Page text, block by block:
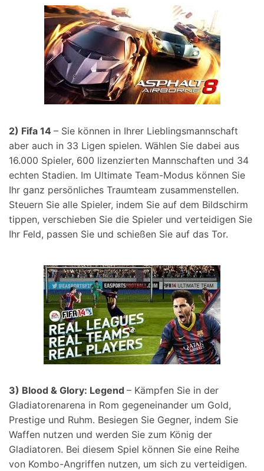
2) Fifa 14 – Sie können in Ihrer Lieblingsmannschaft
aber auch in 33 Ligen spielen. Wählen Sie dabei aus
16.000 Spieler, 600 lizenzierten Mannschaften und 34
echten Stadien. Im Ultimate Team-Modus können Sie
Ihr ganz persönliches Traumteam zusammenstellen.
Steuern Sie alle Spieler, indem Sie auf dem Bildschirm
tippen, verschieben Sie die Spieler und verteidigen Sie
Ihr Feld, passen Sie und schießen Sie auf das Tor.
3) Blood & Glory: Legend – Kämpfen Sie in der
Gladiatorenarena in Rom gegeneinander um Gold,
Prestige und Ruhm. Besiegen Sie Gegner, indem Sie
Waffen nutzen und werden Sie zum König der
Gladiatoren. Bei diesem Spiel können Sie eine Reihe
von Kombo-Angriffen nutzen, um sich zu verteidigen.